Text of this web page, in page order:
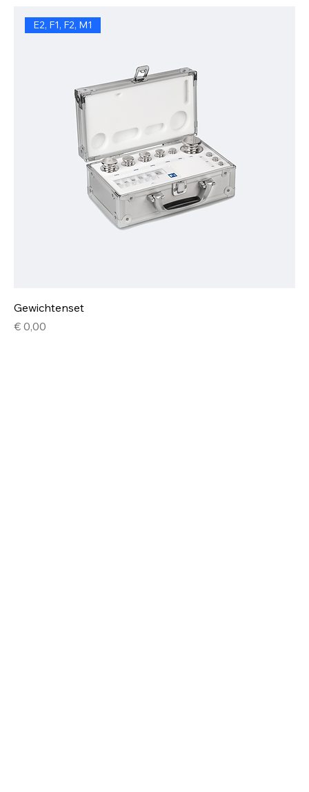
E2, F1, F2, M1
Gewichtenset
Prijs
€ 0,00